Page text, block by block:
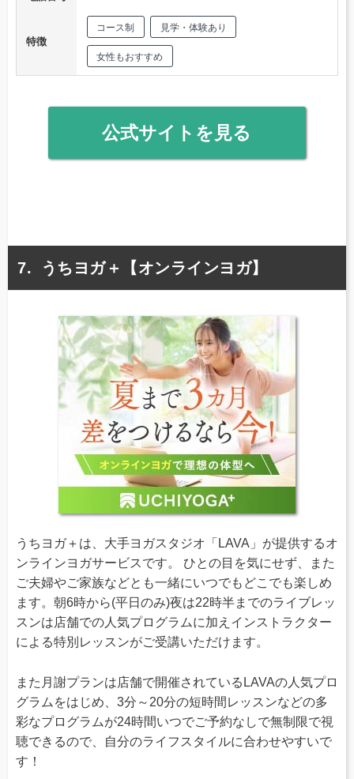
特徴
コース制 見学・体験あり
女性もおすすめ
公式サイトを見る
うちヨガ＋【オンラインヨガ】
うちヨガ＋は、大手ヨガスタジオ「LAVA」が提供するオ
ンラインヨガサービスです。 ひとの目を気にせず、また
ご夫婦やご家族などとも一緒にいつでもどこでも楽しめ
ます。朝6時から(平日のみ)夜は22時半までのライブレッ
スンは店舗での人気プログラムに加えインストラクター
による特別レッスンがご受講いただけます。
また月謝プランは店舗で開催されているLAVAの人気プロ
グラムをはじめ、3分～20分の短時間レッスンなどの多
彩なプログラムが24時間いつでご予約なしで無制限で視
聴できるので、自分のライフスタイルに合わせやすいで
す！